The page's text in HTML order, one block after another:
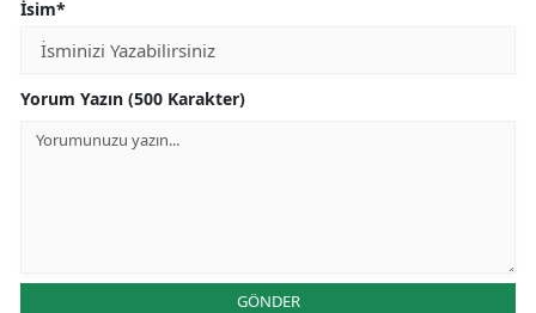
İsim*
Yorum Yazın (500 Karakter)
GÖNDER